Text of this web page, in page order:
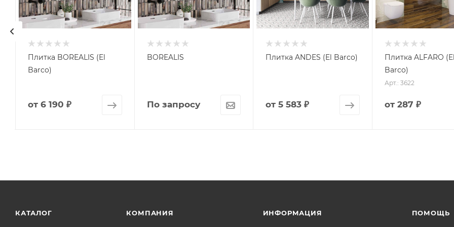
Плитка BOREALIS (El
Barco)
от 6 190 ₽
BOREALIS
По запросу
Плитка ANDES (El Barco)
от5 583 ₽
Плитка ALFARO (El
Barco)
Арт.: 3622
от 287 ₽
КАТАЛОГ КОМПАНИЯ ИНФОРМАЦИЯ ПОМОЩЬ